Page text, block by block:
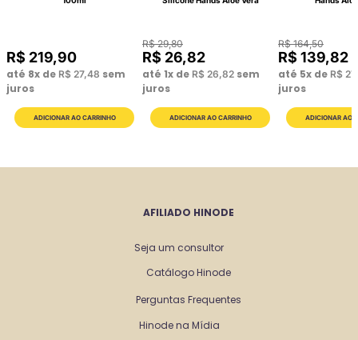
R$ 219,90
até 8x de R$ 27,48 sem
juros
R$ 29,80
R$ 26,82
até 1x de R$ 26,82 sem
juros
R$ 164,50
R$ 139,82
até 5x de R$ 27
juros
AFILIADO HINODE
Seja um consultor
Catálogo Hinode
Perguntas Frequentes
Hinode na Mídia